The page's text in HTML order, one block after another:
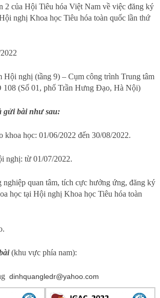
2 của Hội Tiêu hóa Việt Nam về việc đăng ký
nghị Khoa học Tiêu hóa toàn quốc lần thứ
Hội nghị (tầng 9) – Cụm công trình Trung tâm
(Số 01, phố Trần Hưng Đạo, Hà Nội)
gửi bài như sau:
khoa học: 01/06/2022 đến 30/08/2022.
nghị: từ 01/07/2022.
nghiệp quan tâm, tích cực hưởng ứng, đăng ký
học tại Hội nghị Khoa học Tiêu hóa toàn
(khu vực phía nam):
dinhquangledr@yahoo.com